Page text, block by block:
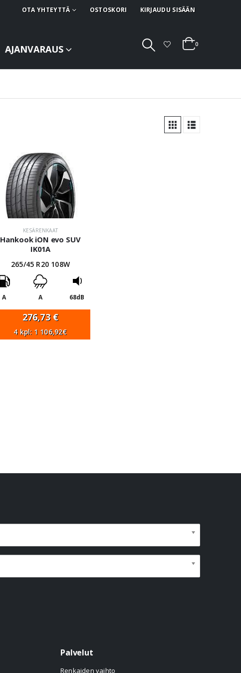
OTA YHTEYTTÄ OSTOSKORI KIRJAUDU SISÄÄN
AJANVARAUS 0
KESÄRENKAAT
Hankook iON evo SUV
IK01A
265/45 R20 108W
A A 68dB
276,73 €
4 kpl: 1 106,92€
Palvelut
Renkaiden vaihto